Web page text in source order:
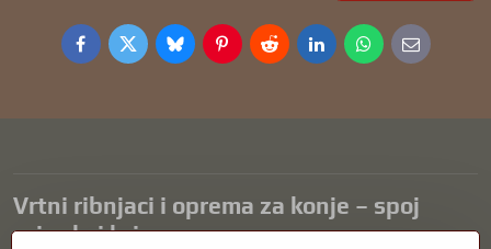
FacebookTwitterBlueskyPinterestRedditLinkedInWhatsApp
E-
mail
Vrtni ribnjaci i oprema za konje – spoj
prirode i brige